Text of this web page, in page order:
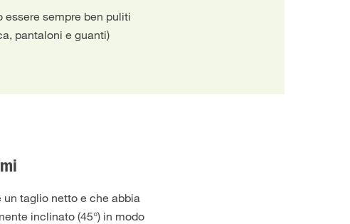
essere sempre ben puliti
pantaloni e guanti)
un taglio netto e che abbia
inclinato (45°) in modo